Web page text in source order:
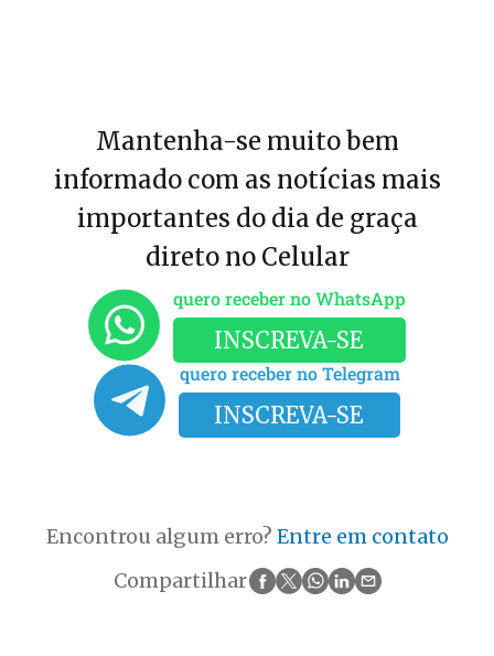
Mantenha-se muito bem
informado com as notícias mais
importantes do dia de graça
direto no Celular
quero receber no WhatsApp
INSCREVA-SE
quero receber no Telegram
INSCREVA-SE
Encontrou algum erro? Entre em contato
Compartilhar